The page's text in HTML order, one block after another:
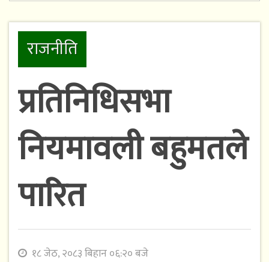
राजनीति
प्रतिनिधिसभा
नियमावली बहुमतले
पारित
१८ जेठ, २०८३ बिहान ०६:२० बजे